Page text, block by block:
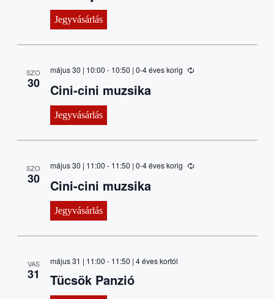
Jegyvásárlás
SZO
30
Jegyvásárlás
május 30 | 10:00 - 10:50 | 0-4 éves korig
Cini-cini muzsika
SZO
30
Jegyvásárlás
május 30 | 11:00 - 11:50 | 0-4 éves korig
Cini-cini muzsika
VAS
31
május 31 | 11:00 - 11:50 | 4 éves kortól
Tücsök Panzió